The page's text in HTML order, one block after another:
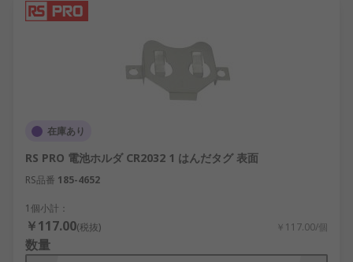
在庫あり
RS PRO 電池ホルダ CR2032 1 はんだタグ 表面
RS品番 185-4652
1個小計：
￥117.00(税抜) ￥117.00/個
数量